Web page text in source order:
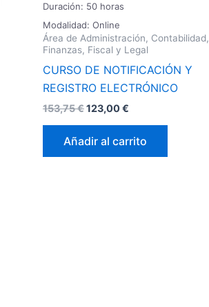
Duración: 50 horas
Modalidad: Online
Área de Administración, Contabilidad,
Finanzas, Fiscal y Legal
CURSO DE NOTIFICACIÓN Y
REGISTRO ELECTRÓNICO
153,75€123,00€
Añadir al carrito